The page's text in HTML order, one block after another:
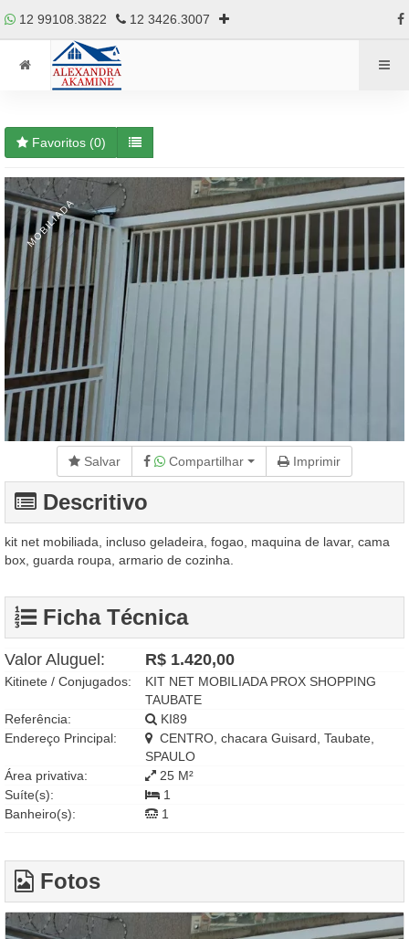
12 99108.3822 12 3426.3007
Favoritos (0)
MOBILIADA
Salvar Compartilhar Imprimir
Descritivo
kit net mobiliada, incluso geladeira, fogao, maquina de lavar, cama
box, guarda roupa, armario de cozinha.
Ficha Técnica
Valor Aluguel: R$ 1.420,00
Kitinete / Conjugados:
KIT NET MOBILIADA PROX SHOPPING
TAUBATE
Referência:
KI89
Endereço Principal:
CENTRO, chacara Guisard, Taubate,
SPAULO
Área privativa:
25 M²
Suíte(s):
1
Banheiro(s):
1
Fotos